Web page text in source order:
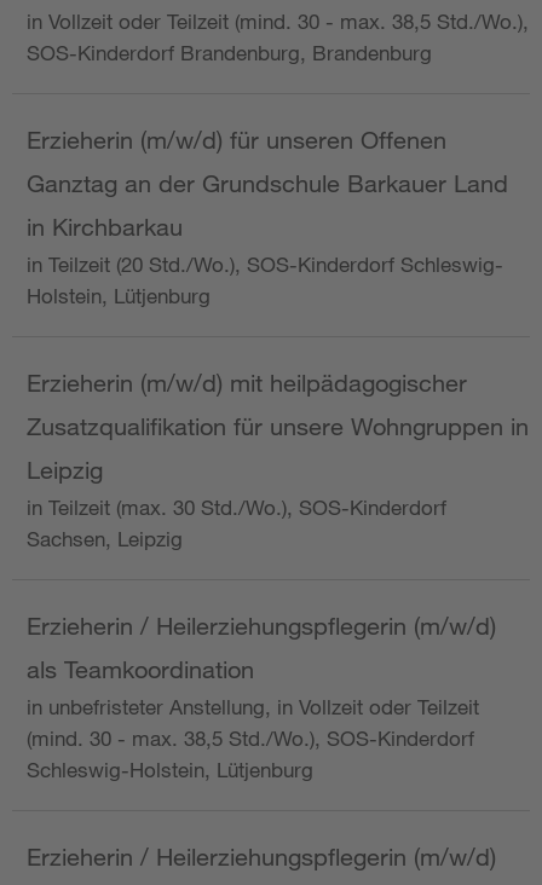
in Vollzeit oder Teilzeit (mind. 30 - max. 38,5 Std./Wo.),
SOS-Kinderdorf Brandenburg, Brandenburg
Erzieherin (m/w/d) für unseren Offenen
Ganztag an der Grundschule Barkauer Land
in Kirchbarkau
in Teilzeit (20 Std./Wo.), SOS-Kinderdorf Schleswig-
Holstein, Lütjenburg
Erzieherin (m/w/d) mit heilpädagogischer
Zusatzqualifikation für unsere Wohngruppen in
Leipzig
in Teilzeit (max. 30 Std./Wo.), SOS-Kinderdorf
Sachsen, Leipzig
Erzieherin / Heilerziehungspflegerin (m/w/d)
als Teamkoordination
in unbefristeter Anstellung, in Vollzeit oder Teilzeit
(mind. 30 - max. 38,5 Std./Wo.), SOS-Kinderdorf
Schleswig-Holstein, Lütjenburg
Erzieherin / Heilerziehungspflegerin (m/w/d)